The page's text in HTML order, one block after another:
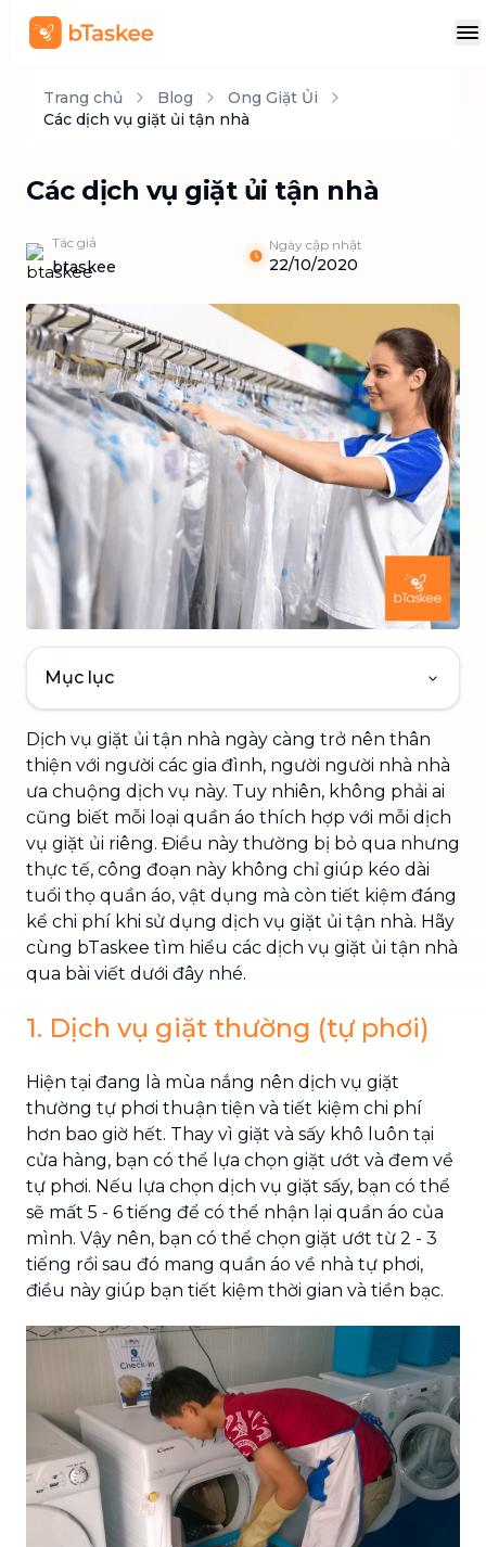
Trang chủ Blog
Ong Giặt Ủi
Các dịch vụ giặt ủi tận nhà
Các dịch vụ giặt ủi tận nhà
Tác giả
btaskee
Ngày cập nhật
22/10/2020
Mục lục
Dịch vụ giặt ủi tận nhà ngày càng trở nên thân
thiện với người các gia đình, người người nhà nhà
ưa chuộng dịch vụ này. Tuy nhiên, không phải ai
cũng biết mỗi loại quần áo thích hợp với mỗi dịch
vụ giặt ủi riêng. Điều này thường bị bỏ qua nhưng
thực tế, công đoạn này không chỉ giúp kéo dài
tuổi thọ quần áo, vật dụng mà còn tiết kiệm đáng
kể chi phí khi sử dụng dịch vụ giặt ủi tận nhà. Hãy
cùng bTaskee tìm hiểu các dịch vụ giặt ủi tận nhà
qua bài viết dưới đây nhé.
1. Dịch vụ giặt thường (tự phơi)
Hiện tại đang là mùa nắng nên dịch vụ giặt
thường tự phơi thuận tiện và tiết kiệm chi phí
hơn bao giờ hết. Thay vì giặt và sấy khô luôn tại
cửa hàng, bạn có thể lựa chọn giặt ướt và đem về
tự phơi. Nếu lựa chọn dịch vụ giặt sấy, bạn có thể
sẽ mất 5 - 6 tiếng để có thể nhận lại quần áo của
mình. Vậy nên, bạn có thể chọn giặt ướt từ 2 - 3
tiếng rồi sau đó mang quần áo về nhà tự phơi,
điều này giúp bạn tiết kiệm thời gian và tiền bạc.